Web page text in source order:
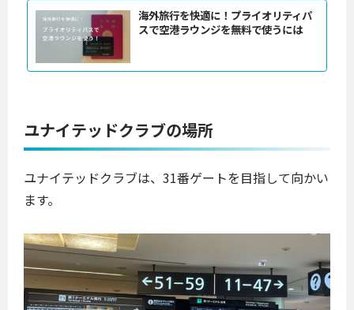
海外旅行を快適に！プライオリティパ
スで空港ラウンジを無料で使うには
ユナイテッドクラブの場所
ユナイテッドクラブは、31番ゲートを目指して向かい
ます。